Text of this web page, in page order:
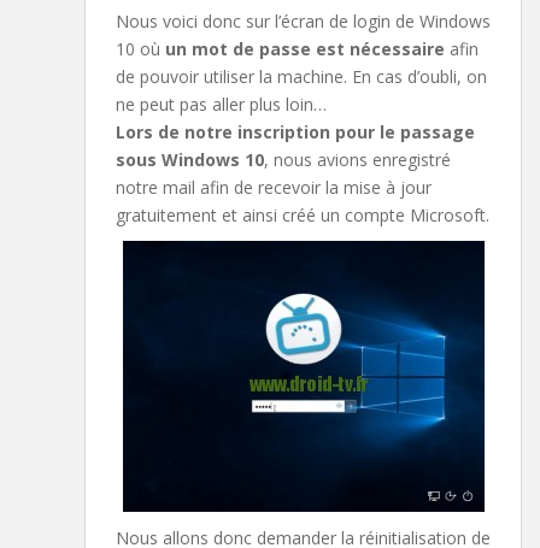
Nous voici donc sur l’écran de login de Windows
10 où un mot de passe est nécessaire afin
de pouvoir utiliser la machine. En cas d’oubli, on
ne peut pas aller plus loin…
Lors de notre inscription pour le passage
sous Windows 10, nous avions enregistré
notre mail afin de recevoir la mise à jour
gratuitement et ainsi créé un compte Microsoft.
Nous allons donc demander la réinitialisation de